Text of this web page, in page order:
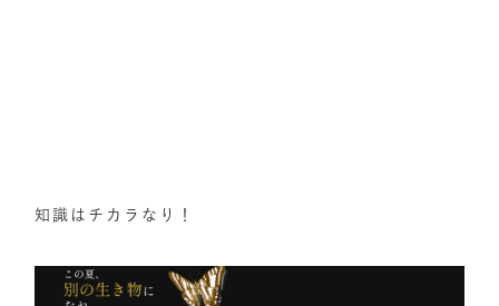
知識はチカラなり！